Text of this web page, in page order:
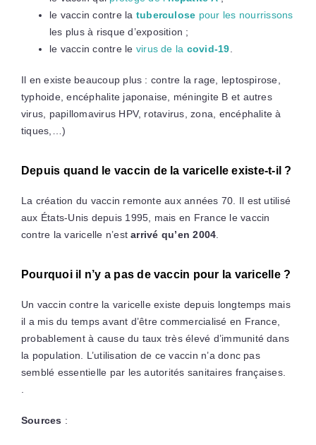
le vaccin contre la tuberculose pour les nourrissons
les plus à risque d’exposition ;
le vaccin contre le virus de la covid-19
Il en existe beaucoup plus : contre la rage, leptospirose,
typhoide, encéphalite japonaise, méningite B et autres
virus, papillomavirus HPV, rotavirus, zona, encéphalite à
tiques,…)
Depuis quand le vaccin de la varicelle existe-t-il ?
La création du vaccin remonte aux années 70. Il est utilisé
aux États-Unis depuis 1995, mais en France le vaccin
contre la varicelle n’estarrivé qu’en 2004
Pourquoi il n’y a pas de vaccin pour la varicelle ?
Un vaccin contre la varicelle existe depuis longtemps mais
il a mis du temps avant d’être commercialisé en France,
probablement à cause du taux très élevé d’immunité dans
la population. L’utilisation de ce vaccin n’a donc pas
semblé essentielle par les autorités sanitaires françaises.
Sources :